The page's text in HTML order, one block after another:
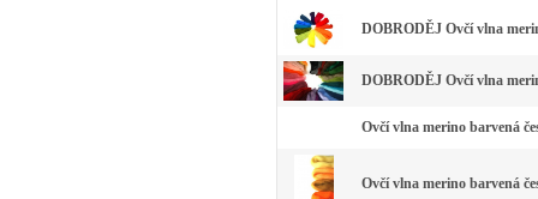
DOBRODĚJ Ovčí vlna
DOBRODĚJ Ovčí vlna
Ovčí vlna merino barvená
Ovčí vlna merino barvená